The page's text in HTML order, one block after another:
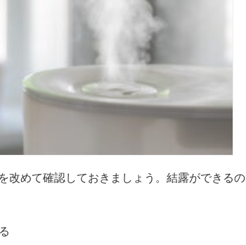
改めて確認しておきましょう。結露ができるの